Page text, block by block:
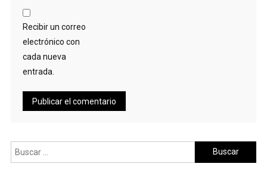
Recibir un correo
electrónico con
cada nueva
entrada.
Buscar: